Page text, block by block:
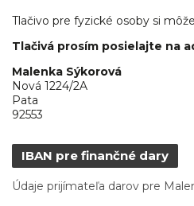
Tlačivo pre fyzické osoby si
Tlačivá prosím posielajte na
Malenka Sýkorová
Nová 1224/2A
Pata
92553
IBAN pre finančné dary
Údaje prijímateľa darov pre